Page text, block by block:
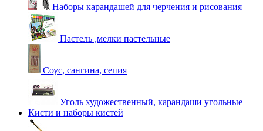
Наборы карандашей для черчения и рисования
Пастель ,мелки пастельные
Соус, сангина, сепия
Уголь художественный, карандаши угольные
Кисти и наборы кистей